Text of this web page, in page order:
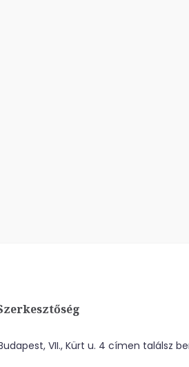
VII., Kürt u. 4 címen találsz